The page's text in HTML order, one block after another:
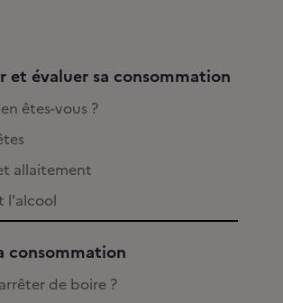
et évaluer sa consommation
êtes-vous ?
allaitement
l'alcool
consommation
de boire ?